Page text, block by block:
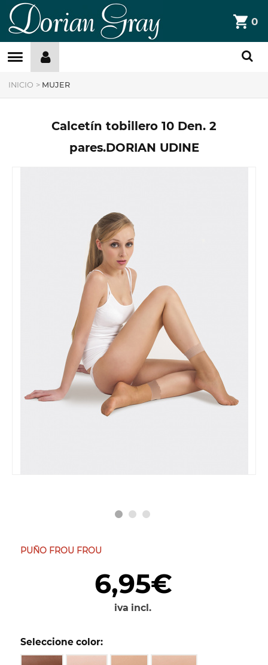
DorianGray
0
Filtros »
INICIO > MUJER
Calcetín tobillero 10 Den. 2
pares.DORIAN UDINE
PUÑO FROU FROU
6,95€
iva incl.
Seleccione color: